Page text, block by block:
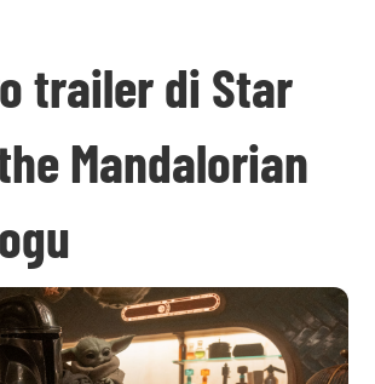
trailer di Star
Mandalorian